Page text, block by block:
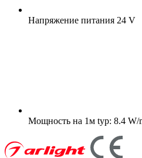
Напряжение питания 24 V
Мощность на 1м typ: 8.4 W/